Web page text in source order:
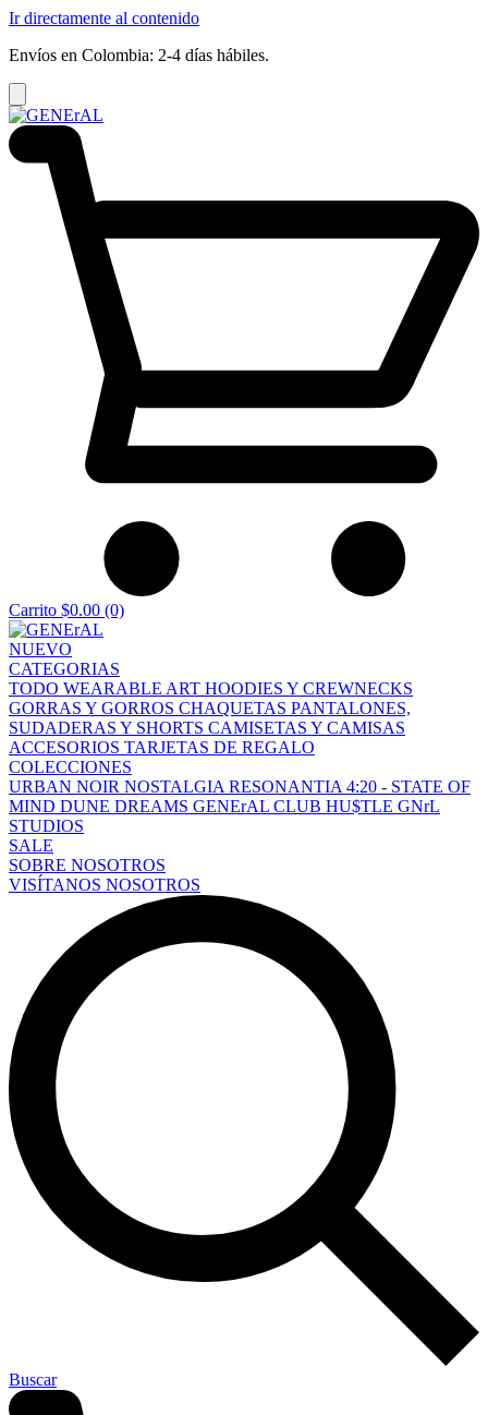
Ir directamente al contenido
Envíos en Colombia: 2-4 días hábiles.
Carrito $0.00 (0)
NUEVO
CATEGORIAS
TODO WEARABLE ART HOODIES Y CREWNECKS
GORRAS Y GORROS CHAQUETAS PANTALONES,
SUDADERAS Y SHORTS CAMISETAS Y CAMISAS
ACCESORIOS TARJETAS DE REGALO
COLECCIONES
URBAN NOIR NOSTALGIA RESONANTIA 4:20 - STATE OF
MIND DUNE DREAMS GENErAL CLUB HU$TLE GNrL
STUDIOS
SALE
SOBRE NOSOTROS
VISÍTANOS NOSOTROS
Buscar